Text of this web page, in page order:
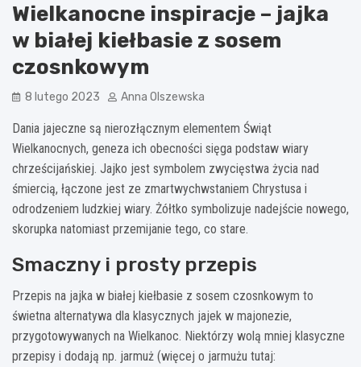
Wielkanocne inspiracje – jajka
w białej kiełbasie z sosem
czosnkowym
8 lutego 2023 Anna Olszewska
Dania jajeczne są nierozłącznym elementem Świąt
Wielkanocnych, geneza ich obecności sięga podstaw wiary
chrześcijańskiej. Jajko jest symbolem zwycięstwa życia nad
śmiercią, łączone jest ze zmartwychwstaniem Chrystusa i
odrodzeniem ludzkiej wiary. Żółtko symbolizuje nadejście nowego,
skorupka natomiast przemijanie tego, co stare.
Smaczny i prosty przepis
Przepis na jajka w białej kiełbasie z sosem czosnkowym to
świetna alternatywa dla klasycznych jajek w majonezie,
przygotowywanych na Wielkanoc. Niektórzy wolą mniej klasyczne
przepisy i dodają np. jarmuż (więcej o jarmużu tutaj: